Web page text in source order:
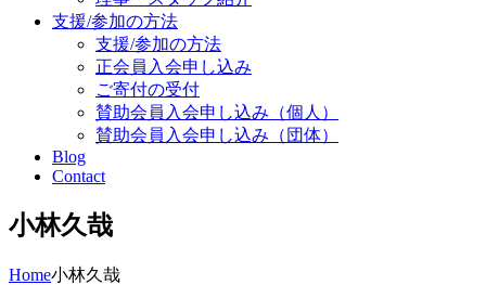
支援/参加の方法
支援/参加の方法
正会員入会申し込み
ご寄付の受付
賛助会員入会申し込み（個人）
賛助会員入会申し込み（団体）
Blog
Contact
小林久哉
Home小林久哉